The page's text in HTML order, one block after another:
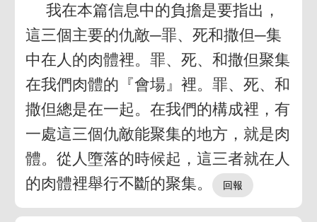
我在本篇信息中的負擔是要指出，
這三個主要的仇敵─罪、死和撒但─集
中在人的肉體裡。罪、死、和撒但聚集
在我們肉體的『會場』裡。罪、死、和
撒但總是在一起。在我們的構成裡，有
一處這三個仇敵能聚集的地方，就是肉
體。從人墮落的時候起，這三者就在人
的肉體裡舉行不斷的聚集。